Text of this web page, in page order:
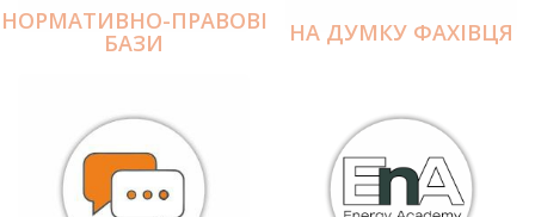
НОРМАТИВНО-ПРАВОВІ
БАЗИ НА ДУМКУ ФАХІВЦЯ